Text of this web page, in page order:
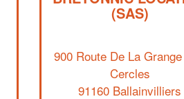
(SAS)
900 Route De La
Cercles
91160 Ballainvilliers